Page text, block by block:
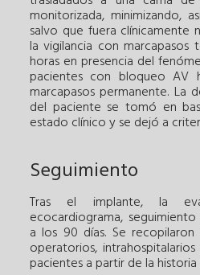
monitorizada, minimizando,
salvo que fuera clínicamente
la vigilancia con
horas en presencia del
pacientes con bloqueo AV
marcapasos permanente. La
del paciente se tomó en
estado clínico y se dejó a
Seguimiento
Tras el implante, la
ecocardiograma,
a los 90 días. Se
operatorios,
pacientes a partir de la